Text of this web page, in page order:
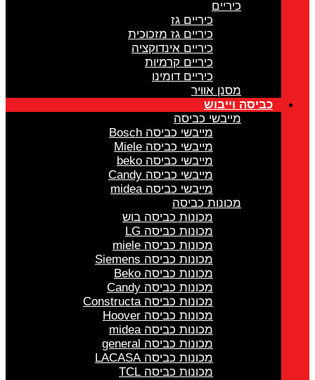
כיריים גז מזכוכית
כיריים אינדוקציה
כיריים קרמיות
כיריים דומינו
מסנן אוויר
כביסה וייבוש
מייבשי כביסה
מייבשי כביסה Bosch
מייבשי כביסה Miele
מייבשי כביסה beko
מייבשי כביסה Candy
מייבשי כביסה midea
מכונות כביסה
מכונות כביסה בוש
מכונות כביסה LG
מכונות כביסה miele
מכונות כביסה Siemens
מכונות כביסה Beko
מכונות כביסה Candy
מכונות כביסה Constructa
מכונות כביסה Hoover
מכונות כביסה midea
מכונות כביסה general
מכונות כביסה LACASA
מכונות כביסה TCL